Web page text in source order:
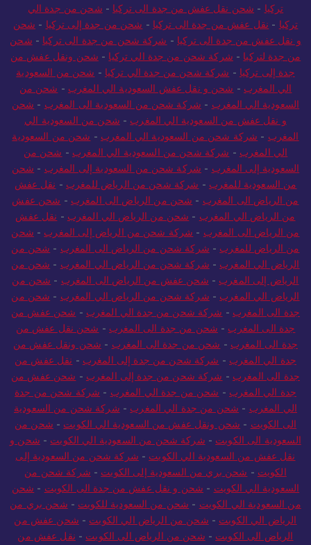
تركيا - شحن نقل عفش من جدة الى تركيا - شحن من جدة الي
تركيا - نقل عفش من جدة الى تركيا - شحن من جدة إلى تركيا - شحن
و نقل عفش من جدة الى تركيا - شركة شحن من جدة الى تركيا - شحن
من جدة لتركيا - شركة شحن من جدة الي تركيا - شحن ونقل عفش من
جدة إلى تركيا - شركة شحن من جدة الي تركيا - شحن من السعودية
الي المغرب - شحن و نقل عفش السعودية الي المغرب - شحن من
السعودية الي المغرب - شركة شحن من السعودية الى المغرب - شحن
و نقل عفش من السعودية الي المغرب - شحن من السعودية الي
المغرب - شركة شحن من السعودية الي المغرب - شحن من السعودية
الي المغرب - شركة شحن من السعودية الي المغرب - شحن من
السعودية إلى المغرب - شركة شحن من السعودية إلى المغرب - شحن
من السعودية للمغرب - شركة شحن من الرياض للمغرب - نقل عفش
من الرياض الى المغرب - شحن من الرياض الى المغرب - شحن عفش
من الرياض الي المغرب - شحن من الرياض الي المغرب - نقل عفش
من الرياض الى المغرب - شركة شحن من الرياض إلى المغرب - شحن
من الرياض للمغرب - شركة شحن من الرياض الى المغرب - شحن من
الرياض الي المغرب - شركة شحن من الرياض الي المغرب - شحن من
الرياض إلى المغرب - شحن عفش من الرياض الى المغرب - شحن من
الرياض الي المغرب - شركة شحن من الرياض الي المغرب - شحن من
جدة الى المغرب - شركة شحن من جدة الي المغرب - شحن عفش من
جدة الى المغرب - شحن من جدة الى المغرب - شحن نقل عفش من
جدة الى المغرب - شحن من جدة الى المغرب - شحن ونقل عفش من
جدة الي المغرب - شركة شحن من جدة إلى المغرب - نقل عفش من
جدة الى المغرب - شركة شحن من جدة إلى المغرب - شحن عفش من
جدة الي المغرب - شحن من جدة الي المغرب - شركة شحن من جدة
الي المغرب - شحن من جدة الي المغرب - شركة شحن من السعودية
الى الكويت - شحن ونقل عفش من السعودية الي الكويت - شحن من
السعودية الى الكويت - شركة شحن من السعودية الي الكويت - شحن و
نقل عفش من السعودية الي الكويت - شركة شحن من السعودية إلى
الكويت - شحن بري من السعودية إلى الكويت - شركة شحن من
السعودية الي الكويت - شحن و نقل عفش من جدة الى الكويت - شحن
من السعودية الي الكويت - شحن من السعودية للكويت - شحن بري من
الرياض الي الكويت - شحن من الرياض الي الكويت - شحن عفش من
الرياض الى الكويت - شحن من الرياض الى الكويت - نقل عفش من